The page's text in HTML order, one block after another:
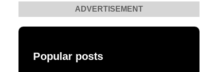
ADVERTISEMENT
Popular posts